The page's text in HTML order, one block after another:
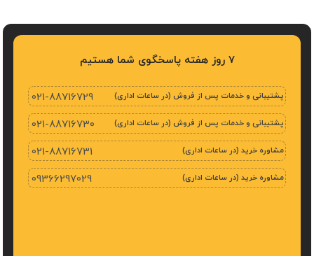
7 روز هفته پاسخگوی شما هستیم
پشتیبانی و خدمات پس از فروش (در ساعات اداری) 021-88716729
پشتیبانی و خدمات پس از فروش (در ساعات اداری) 021-88716730
مشاوره خرید (در ساعات اداری) 021-88716731
مشاوره خرید (در ساعات اداری) 09366297029